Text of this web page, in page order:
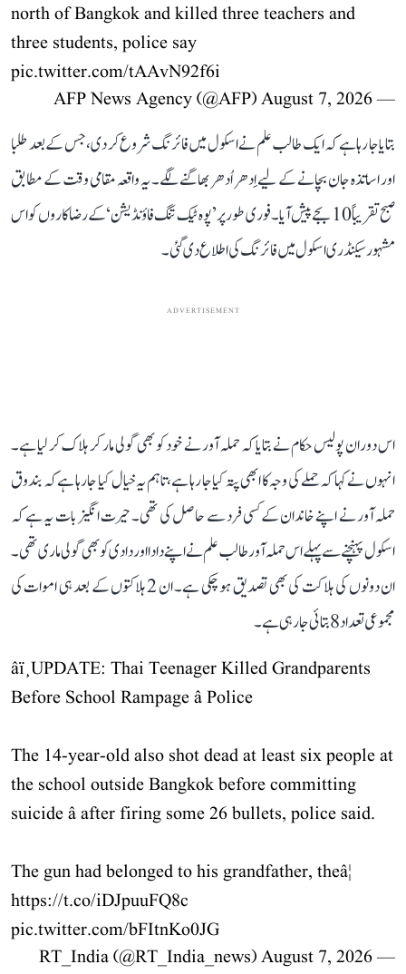
north of Bangkok and killed three teachers and
three students, police say
pic.twitter.com/tAAvN92f6i
— AFP News Agency (@AFP)
August 7, 2026
بتایا جا رہا ہے کہ ایک طالب علم نے اسکول میں فائرنگ شروع کر دی، جس کے بعد طلبا
اور اساتذہ جان بچانے کے لیے اِدھر اُدھر بھاگنے لگے۔ یہ واقعہ مقامی وقت کے مطابق
صبح تقریباً 10 بجے پیش آیا۔ فوری طور پر ’پوہ ٹیک تنگ فاؤنڈیشن‘ کے رضاکاروں کو اس
مشہور سیکنڈری اسکول میں فائرنگ کی اطلاع دی گئی۔
ADVERTISEMENT
اس دوران پولیس حکام نے بتایا کہ حملہ آور نے خود کو بھی گولی مار کر ہلاک کر لیا ہے۔
انہوں نے کہا کہ حملے کی وجہ کا ابھی پتہ کیا جا رہا ہے، تاہم یہ خیال کیا جا رہا ہے کہ بندوق
حملہ آور نے اپنے خاندان کے کسی فرد سے حاصل کی تھی۔ حیرت انگیز بات یہ ہے کہ
اسکول پہنچنے سے پہلے اس حملہ آور طالب علم نے اپنے دادا اور دادی کو بھی گولی ماری تھی۔
ان دونوں کی ہلاکت کی بھی تصدیق ہو چکی ہے۔ ان 2 ہلاکتوں کے بعد ہی اموات کی
مجموعی تعداد 8 بتائی جا رہی ہے۔
âï¸UPDATE: Thai Teenager Killed Grandparents
Before School Rampage â Police
The 14-year-old also shot dead at least six people at
the school outside Bangkok before committing
suicide â after firing some 26 bullets, police said.
The gun had belonged to his grandfather, theâ¦
https://t.co/iDJpuuFQ8c
pic.twitter.com/bFItnKo0JG
— RT_India (@RT_India_news)
August 7, 2026